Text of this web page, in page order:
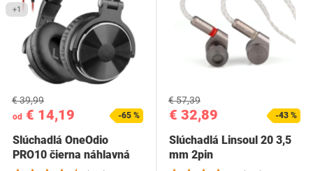
+1
od € 14,19
€ 39,99
-65 %
Slúchadlá OneOdio
PRO10 čierna náhlavná
€ 32,89
€ 57,39
-43 %
Slúchadlá Linsoul 20 3,5
mm 2pin